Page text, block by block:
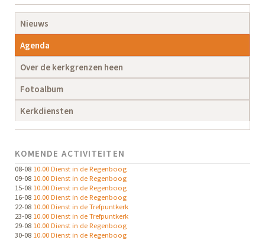
Navigatie
overslaan
Nieuws
Agenda
Over de kerkgrenzen heen
Fotoalbum
Kerkdiensten
KOMENDE ACTIVITEITEN
08-08 10.00 Dienst in de Regenboog
09-08 10.00 Dienst in de Regenboog
15-08 10.00 Dienst in de Regenboog
16-08 10.00 Dienst in de Regenboog
22-08 10.00 Dienst in de Trefpuntkerk
23-08 10.00 Dienst in de Trefpuntkerk
29-08 10.00 Dienst in de Regenboog
30-08 10.00 Dienst in de Regenboog